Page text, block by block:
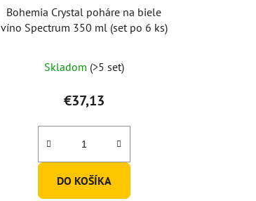
Bohemia Crystal poháre na biele
víno Spectrum 350 ml (set po 6 ks)
Skladom (>5 set)
€37,13
DO KOŠÍKA